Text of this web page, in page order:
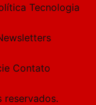
Tecnologia
Contato
reservados.